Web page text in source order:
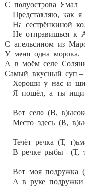
С полуострова Ямал
Представляю, как я
На сестрёнкиной
Не отправишься к
С апельсином из
У меня одна морока.
А в моём селе
Самый вкусный суп –
Хороши у нас и
Я пошёл, а ты
Вот село (В,
Место здесь (В,
Течёт речка (Т,
В речке рыбы – (Т,
Вот моя подружка
А в руке подружки